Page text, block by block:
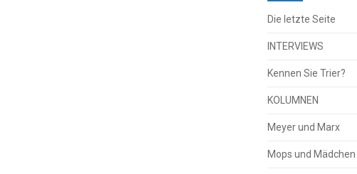
Die letzte Seite
INTERVIEWS
Kennen Sie Trier?
KOLUMNEN
Meyer und Marx
Mops und Mädchen